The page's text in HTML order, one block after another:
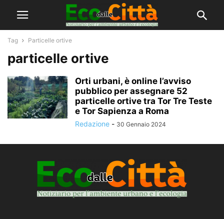
Tag Particelle ortive
particelle ortive
Orti urbani, è online l’avviso
pubblico per assegnare 52
particelle ortive tra Tor Tre Teste
e Tor Sapienza a Roma
Redazione - 30 Gennaio 2024